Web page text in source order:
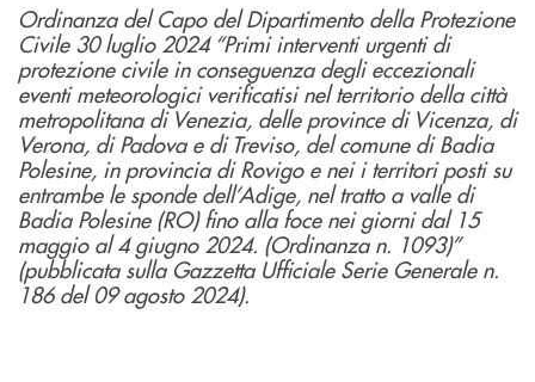
Ordinanza del Capo del Dipartimento della Protezione
Civile 30 luglio 2024 “Primi interventi urgenti di
protezione civile in conseguenza degli eccezionali
eventi meteorologici verificatisi nel territorio della città
metropolitana di Venezia, delle province di Vicenza, di
Verona, di Padova e di Treviso, del comune di Badia
Polesine, in provincia di Rovigo e nei i territori posti su
entrambe le sponde dell’Adige, nel tratto a valle di
Badia Polesine (RO) fino alla foce nei giorni dal 15
maggio al 4 giugno 2024. (Ordinanza n. 1093)”
(pubblicata sulla Gazzetta Ufficiale Serie Generale n.
186 del 09 agosto 2024).